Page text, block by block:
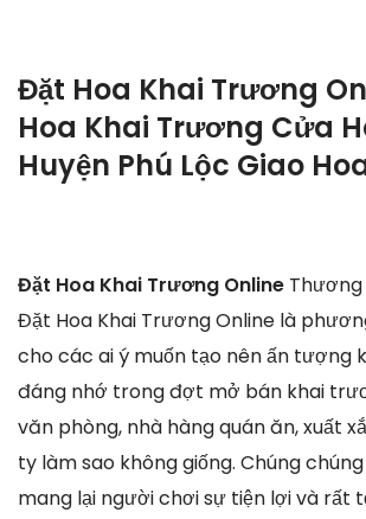
Đặt Hoa Khai Trương
Hoa Khai Trương Cửa
Huyện Phú Lộc Giao
Đặt Hoa Khai Trương Online Thương
Đặt Hoa Khai Trương Online là
cho các ai ý muốn tạo nên ấn tượng
đáng nhớ trong đợt mở bán khai
văn phòng, nhà hàng quán ăn, xuất
ty làm sao không giống. Chúng
mang lại người chơi sự tiện lợi và rất